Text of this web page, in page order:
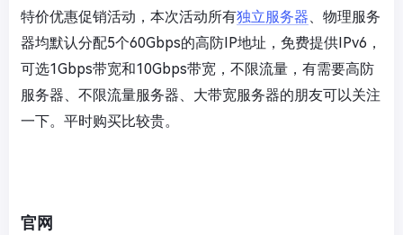
特价优惠促销活动，本次活动所有独立服务器 、物理服务
器均默认分配5个60Gbps的高防IP地址，免费提供IPv6，
可选1Gbps带宽和10Gbps带宽，不限流量，有需要高防
服务器、不限流量服务器、大带宽服务器的朋友可以关注
一下。平时购买比较贵。
官网